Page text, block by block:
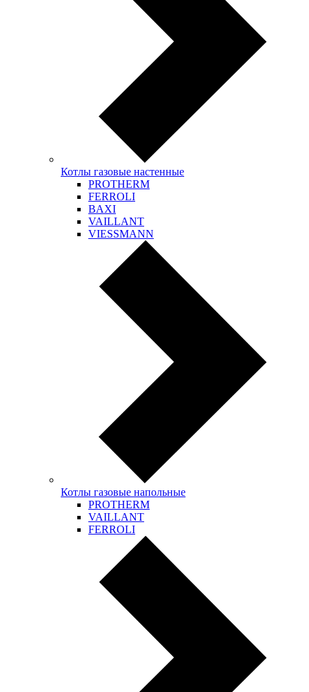
Котлы газовые настенные
PROTHERM
FERROLI
BAXI
VAILLANT
VIESSMANN
Котлы газовые напольные
PROTHERM
VAILLANT
FERROLI